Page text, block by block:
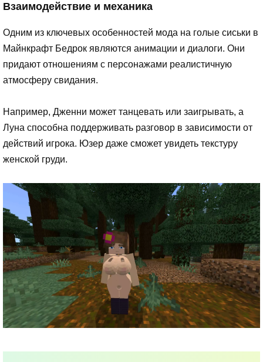
Взаимодействие и механика
Одним из ключевых особенностей мода на голые сиськи в
Майнкрафт Бедрок являются анимации и диалоги. Они
придают отношениям с персонажами реалистичную
атмосферу свидания.
Например, Дженни может танцевать или заигрывать, а
Луна способна поддерживать разговор в зависимости от
действий игрока. Юзер даже сможет увидеть текстуру
женской груди.